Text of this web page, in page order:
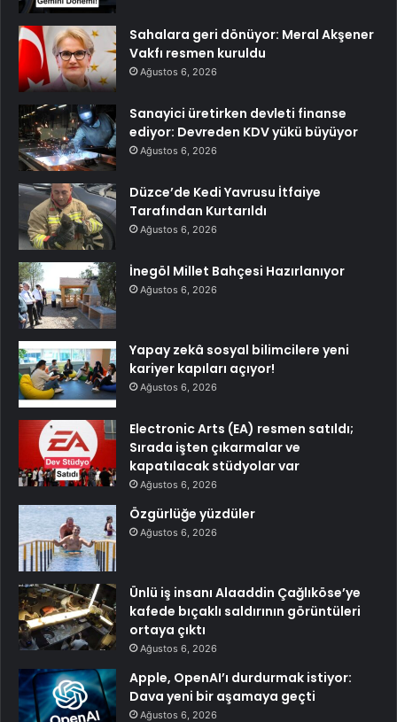
Sahalara geri dönüyor: Meral Akşener
Vakfı resmen kuruldu
Ağustos 6, 2026
Sanayici üretirken devleti finanse
ediyor: Devreden KDV yükü büyüyor
Ağustos 6, 2026
Düzce’de Kedi Yavrusu İtfaiye
Tarafından Kurtarıldı
Ağustos 6, 2026
İnegöl Millet Bahçesi Hazırlanıyor
Ağustos 6, 2026
Yapay zekâ sosyal bilimcilere yeni
kariyer kapıları açıyor!
Ağustos 6, 2026
Electronic Arts (EA) resmen satıldı;
Sırada işten çıkarmalar ve
kapatılacak stüdyolar var
Ağustos 6, 2026
Özgürlüğe yüzdüler
Ağustos 6, 2026
Ünlü iş insanı Alaaddin Çağlıköse’ye
kafede bıçaklı saldırının görüntüleri
ortaya çıktı
Ağustos 6, 2026
Apple, OpenAI’ı durdurmak istiyor:
Dava yeni bir aşamaya geçti
Ağustos 6, 2026